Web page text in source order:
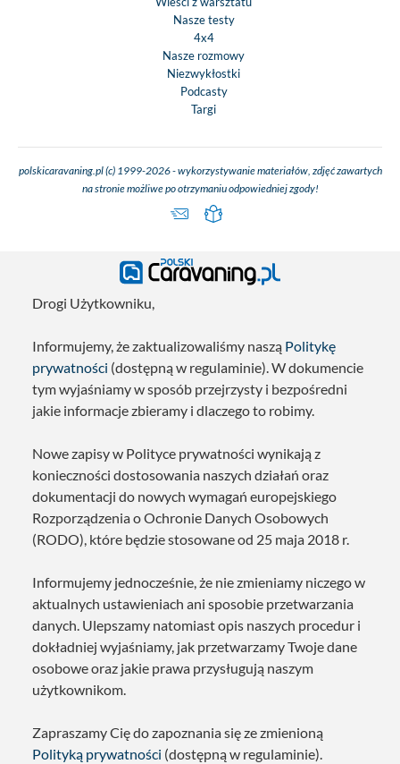
Nasze testy
4x4
Nasze rozmowy
Niezwykłostki
Podcasty
Targi
polskicaravaning.pl (c) 1999-2026 - wykorzystywanie materiałów, zdjęć zawartych
na stronie możliwe po otrzymaniu odpowiedniej zgody!
Drogi Użytkowniku,
Informujemy, że zaktualizowaliśmy naszą Politykę
prywatności (dostępną w regulaminie). W dokumencie
tym wyjaśniamy w sposób przejrzysty i bezpośredni
jakie informacje zbieramy i dlaczego to robimy.
Nowe zapisy w Polityce prywatności wynikają z
konieczności dostosowania naszych działań oraz
dokumentacji do nowych wymagań europejskiego
Rozporządzenia o Ochronie Danych Osobowych
(RODO), które będzie stosowane od 25 maja 2018 r.
Informujemy jednocześnie, że nie zmieniamy niczego w
aktualnych ustawieniach ani sposobie przetwarzania
danych. Ulepszamy natomiast opis naszych procedur i
dokładniej wyjaśniamy, jak przetwarzamy Twoje dane
osobowe oraz jakie prawa przysługują naszym
użytkownikom.
Zapraszamy Cię do zapoznania się ze zmienioną
Polityką prywatności (dostępną w regulaminie).